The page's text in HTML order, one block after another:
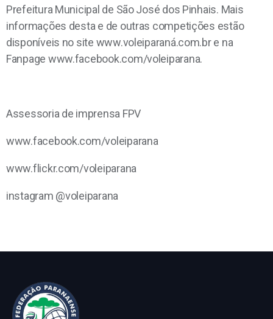
Prefeitura Municipal de São José dos Pinhais. Mais
informações desta e de outras competições estão
disponíveis no site www.voleiparaná.com.br e na
Fanpage www.facebook.com/voleiparana.
Assessoria de imprensa FPV
www.facebook.com/voleiparana
www.flickr.com/voleiparana
instagram @voleiparana